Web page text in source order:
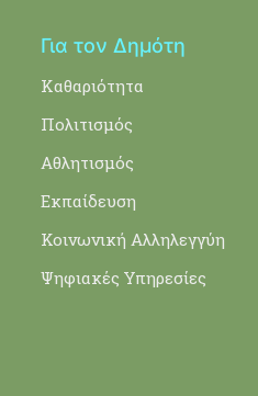
Για τον Δημότη
Καθαριότητα
Πολιτισμός
Αθλητισμός
Εκπαίδευση
Κοινωνική Αλληλεγγύη
Ψηφιακές Υπηρεσίες